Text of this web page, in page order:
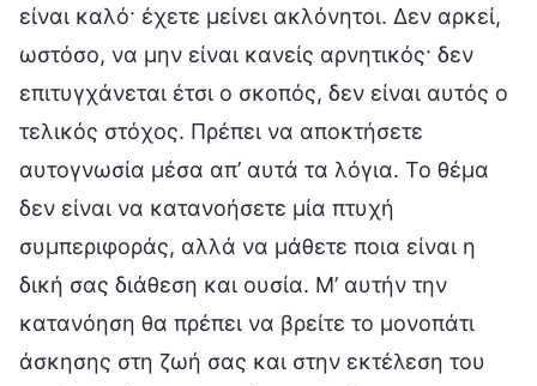
είναι καλό· έχετε μείνει ακλόνητοι. Δεν αρκεί,
ωστόσο, να μην είναι κανείς αρνητικός· δεν
επιτυγχάνεται έτσι ο σκοπός, δεν είναι αυτός ο
τελικός στόχος. Πρέπει να αποκτήσετε
αυτογνωσία μέσα απ’ αυτά τα λόγια. Το θέμα
δεν είναι να κατανοήσετε μία πτυχή
συμπεριφοράς, αλλά να μάθετε ποια είναι η
δική σας διάθεση και ουσία. Μ’ αυτήν την
κατανόηση θα πρέπει να βρείτε το μονοπάτι
άσκησης στη ζωή σας και στην εκτέλεση του